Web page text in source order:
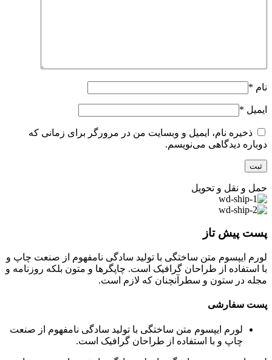
نام *
ایمیل *
ذخیره نام، ایمیل و وبسایت من در مرورگر برای زمانی که
دوباره دیدگاهی می‌نویسم.
حمل و نقل و تحویل
پست پیش تاز
لورم ایپسوم متن ساختگی با تولید سادگی نامفهوم از صنعت چاپ و
با استفاده از طراحان گرافیک است. چاپگرها و متون بلکه روزنامه و
مجله در ستون و سطرآنچنان که لازم است.
پست سفارشی
لورم ایپسوم متن ساختگی با تولید سادگی نامفهوم از صنعت
چاپ و با استفاده از طراحان گرافیک است.